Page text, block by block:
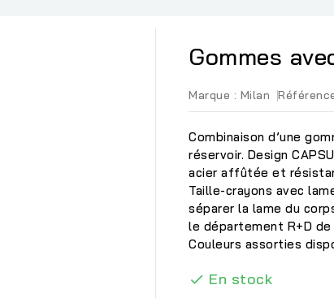
Gommes
Marque : Milan
Combinaison d’une
réservoir. Design
acier affûtée et
Taille-crayons avec
séparer la lame du
le département R+D de
Couleurs assorties
 En stock